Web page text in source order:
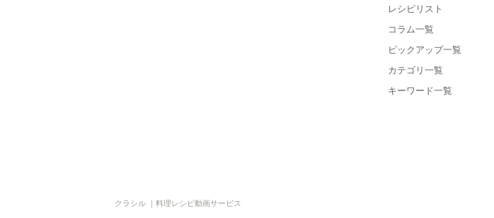
レシピリスト
コラム一覧
ピックアップ一覧
カテゴリ一覧
キーワード一覧
クラシル ｜料理レシピ動画サービス